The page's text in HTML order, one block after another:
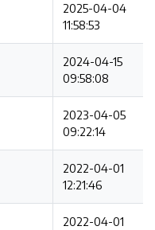
2025-04-04
11:58:53
2024-04-15
09:58:08
2023-04-05
09:22:14
2022-04-01
12:21:46
2022-04-01